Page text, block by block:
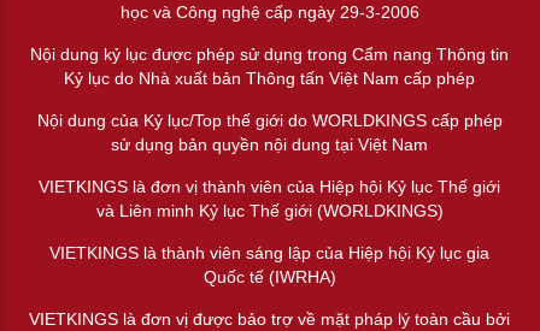
học và Công nghệ cấp ngày 29-3-2006
Nội dung kỷ lục được phép sử dụng trong Cẩm nang Thông tin
Kỷ lục do Nhà xuất bản Thông tấn Việt Nam cấp phép
Nội dung của Kỷ lục/Top thế giới do WORLDKINGS cấp phép
sử dụng bản quyền nội dung tại Việt Nam
VIETKINGS là đơn vị thành viên của Hiệp hội Kỷ lục Thế giới
và Liên minh Kỷ lục Thế giới (WORLDKINGS)
VIETKINGS là thành viên sáng lập của Hiệp hội Kỷ lục gia
Quốc tế (IWRHA)
VIETKINGS là đơn vị được bảo trợ về mặt pháp lý toàn cầu bởi